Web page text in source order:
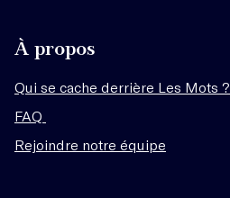
À propos
Qui se cache derrière Les Mots ?
FAQ
Rejoindre notre équipe